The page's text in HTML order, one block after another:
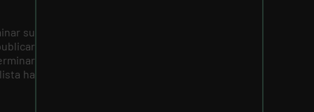
su
ha